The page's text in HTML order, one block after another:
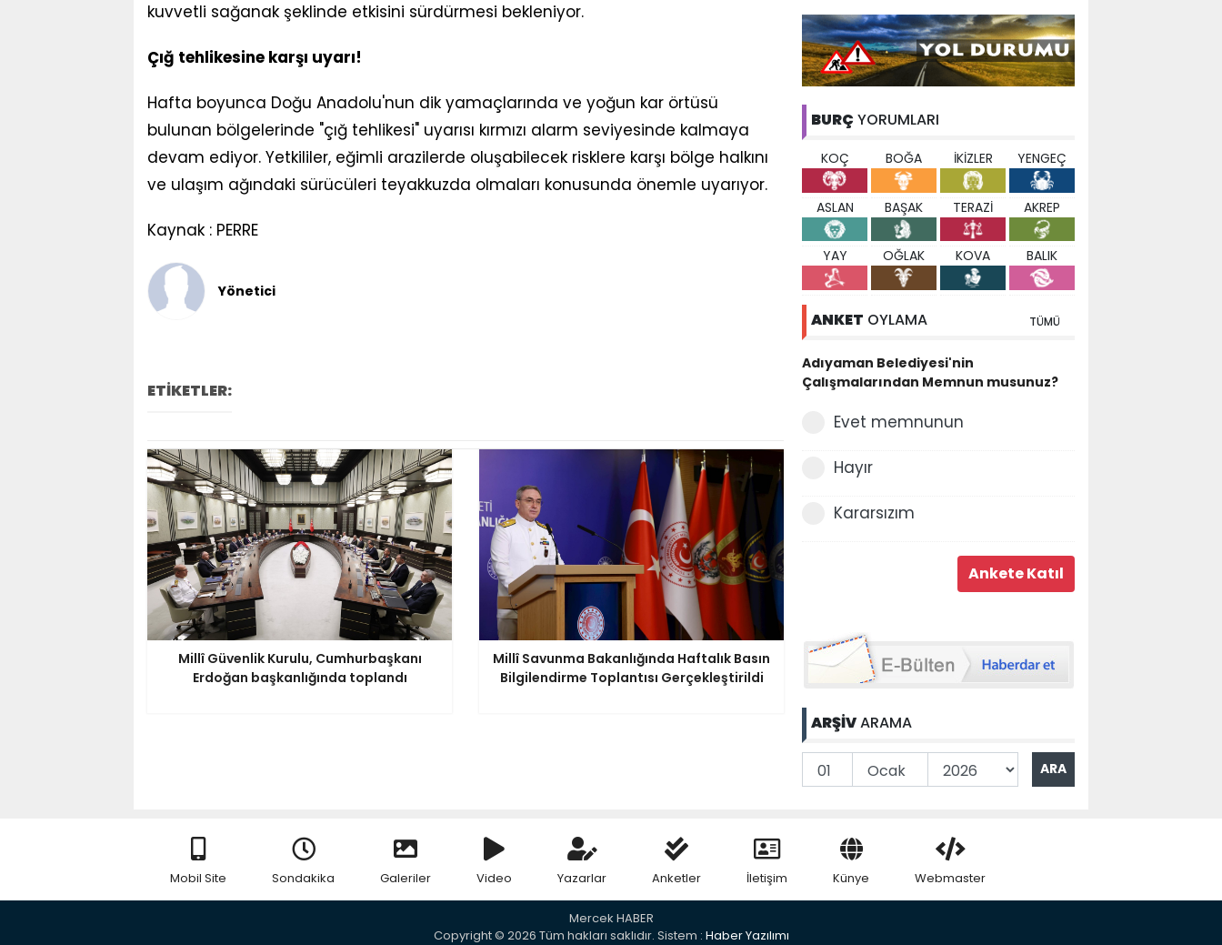
kuvvetli sağanak şeklinde etkisini sürdürmesi bekleniyor.
Çığ tehlikesine karşı uyarı!
Hafta boyunca Doğu Anadolu'nun dik yamaçlarında ve yoğun kar örtüsü
bulunan bölgelerinde "çığ tehlikesi" uyarısı kırmızı alarm seviyesinde kalmaya
devam ediyor. Yetkililer, eğimli arazilerde oluşabilecek risklere karşı bölge halkını
ve ulaşım ağındaki sürücüleri teyakkuzda olmaları konusunda önemle uyarıyor.
Kaynak : PERRE
Yönetici
ETİKETLER:
Millî Güvenlik Kurulu, Cumhurbaşkanı
Erdoğan başkanlığında toplandı
Millî Savunma Bakanlığında Haftalık Basın
Bilgilendirme Toplantısı Gerçekleştirildi
BURÇ YORUMLARI
KOÇ BOĞA İKİZLER YENGEÇ
ASLAN BAŞAK TERAZİ AKREP
YAY OĞLAK KOVA BALIK
ANKET OYLAMA TÜMÜ
Adıyaman Belediyesi'nin
Çalışmalarından Memnun musunuz?
Evet memnunun
Hayır
Kararsızım
ARŞİVARAMA
Mobil Site Sondakika Galeriler Video Yazarlar Anketler İletişim Künye Webmaster
Mercek HABER
Copyright © 2026 Tüm hakları saklıdır. Sistem : Haber Yazılımı